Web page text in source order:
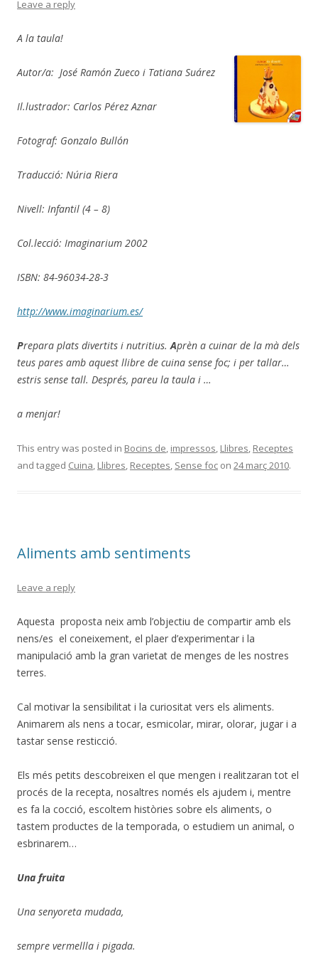
Leave a reply
A la taula!
Autor/a: José Ramón Zueco i Tatiana Suárez
Il.lustrador: Carlos Pérez Aznar
Fotograf: Gonzalo Bullón
Traducció: Núria Riera
Nivell: Infantil (4 – 8)
Col.lecció: Imaginarium 2002
ISBN: 84-96034-28-3
http://www.imaginarium.es/
Prepara plats divertits i nutritius.Aprèn a cuinar de la mà dels
teus pares amb aquest llibre de cuina sense foc; i per tallar…
estris sense tall. Després, pareu la taula i …
a menjar!
This entry was posted in Bocins de, impressos, Llibres, Receptes
and tagged Cuina, Llibres, Receptes, Sense foc on 24 març 2010.
Aliments amb sentiments
Leave a reply
Aquesta proposta neix amb l’objectiu de compartir amb els
nens/es el coneixement, el plaer d’experimentar i la
manipulació amb la gran varietat de menges de les nostres
terres.
Cal motivar la sensibilitat i la curiositat vers els aliments.
Animarem als nens a tocar, esmicolar, mirar, olorar, jugar i a
tastar sense resticció.
Els més petits descobreixen el que mengen i realitzaran tot el
procés de la recepta, nosaltres només els ajudem i, mentre
es fa la cocció, escoltem històries sobre els aliments, o
tastem productes de la temporada, o estudiem un animal, o
esbrinarem…
Una fruita
Una senyoreta mudada,
sempre vermellla i pigada.